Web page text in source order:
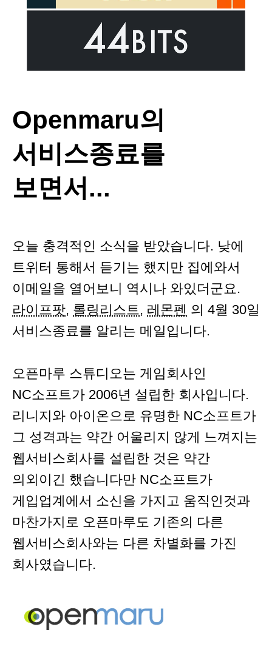
Openmaru의
서비스종료를
보면서...
오늘 충격적인 소식을 받았습니다. 낮에
트위터 통해서 듣기는 했지만 집에와서
이메일을 열어보니 역시나 와있더군요.
라이프팟, 롤링리스트, 레몬펜 의 4월 30일
서비스종료를 알리는 메일입니다.
오픈마루 스튜디오는 게임회사인
NC소프트가 2006년 설립한 회사입니다.
리니지와 아이온으로 유명한 NC소프트가
그 성격과는 약간 어울리지 않게 느껴지는
웹서비스회사를 설립한 것은 약간
의외이긴 했습니다만 NC소프트가
게입업계에서 소신을 가지고 움직인것과
마찬가지로 오픈마루도 기존의 다른
웹서비스회사와는 다른 차별화를 가진
회사였습니다.